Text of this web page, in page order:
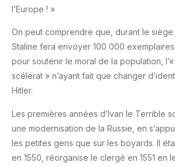
l’Europe ! »
On peut comprendre que, durant le siège
Staline fera envoyer 100 000
pour soutenir le moral de la population,
scélérat » n’ayant fait que changer
Hitler.
Les premières années d’Ivan le Terrible
une modernisation de la Russie, en
les petites gens que sur les boyards. Il
en 1550, réorganise le clergé en 1551 en